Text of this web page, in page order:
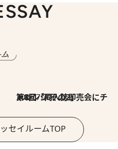
2026.7.30
第8回「同人誌即売会にチャレンジ その2」
セイルームTOP